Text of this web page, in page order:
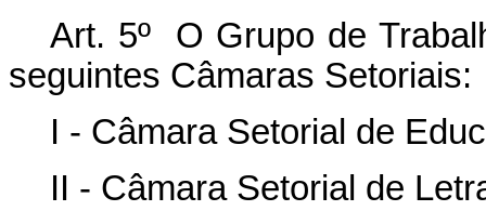
Art. 5º O Grupo de
seguintes Câmaras Setoriais:
I - Câmara Setorial de
II - Câmara Setorial de